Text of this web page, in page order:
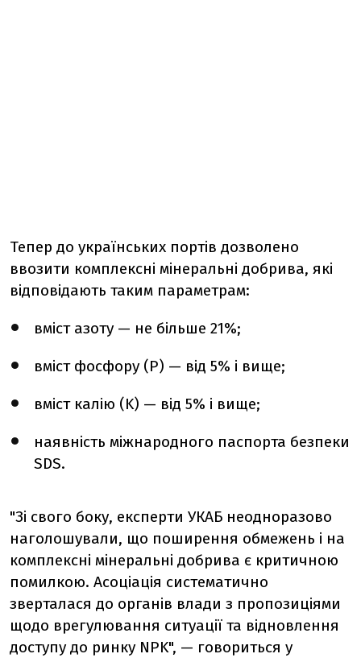
Тепер до українських портів дозволено
ввозити комплексні мінеральні добрива, які
відповідають таким параметрам:
вміст азоту — не більше 21%;
вміст фосфору (P) — від 5% і вище;
вміст калію (K) — від 5% і вище;
наявність міжнародного паспорта безпеки
SDS.
"Зі свого боку, експерти УКАБ неодноразово
наголошували, що поширення обмежень і на
комплексні мінеральні добрива є критичною
помилкою. Асоціація систематично
зверталася до органів влади з пропозиціями
щодо врегулювання ситуації та відновлення
доступу до ринку NPK", — говориться у